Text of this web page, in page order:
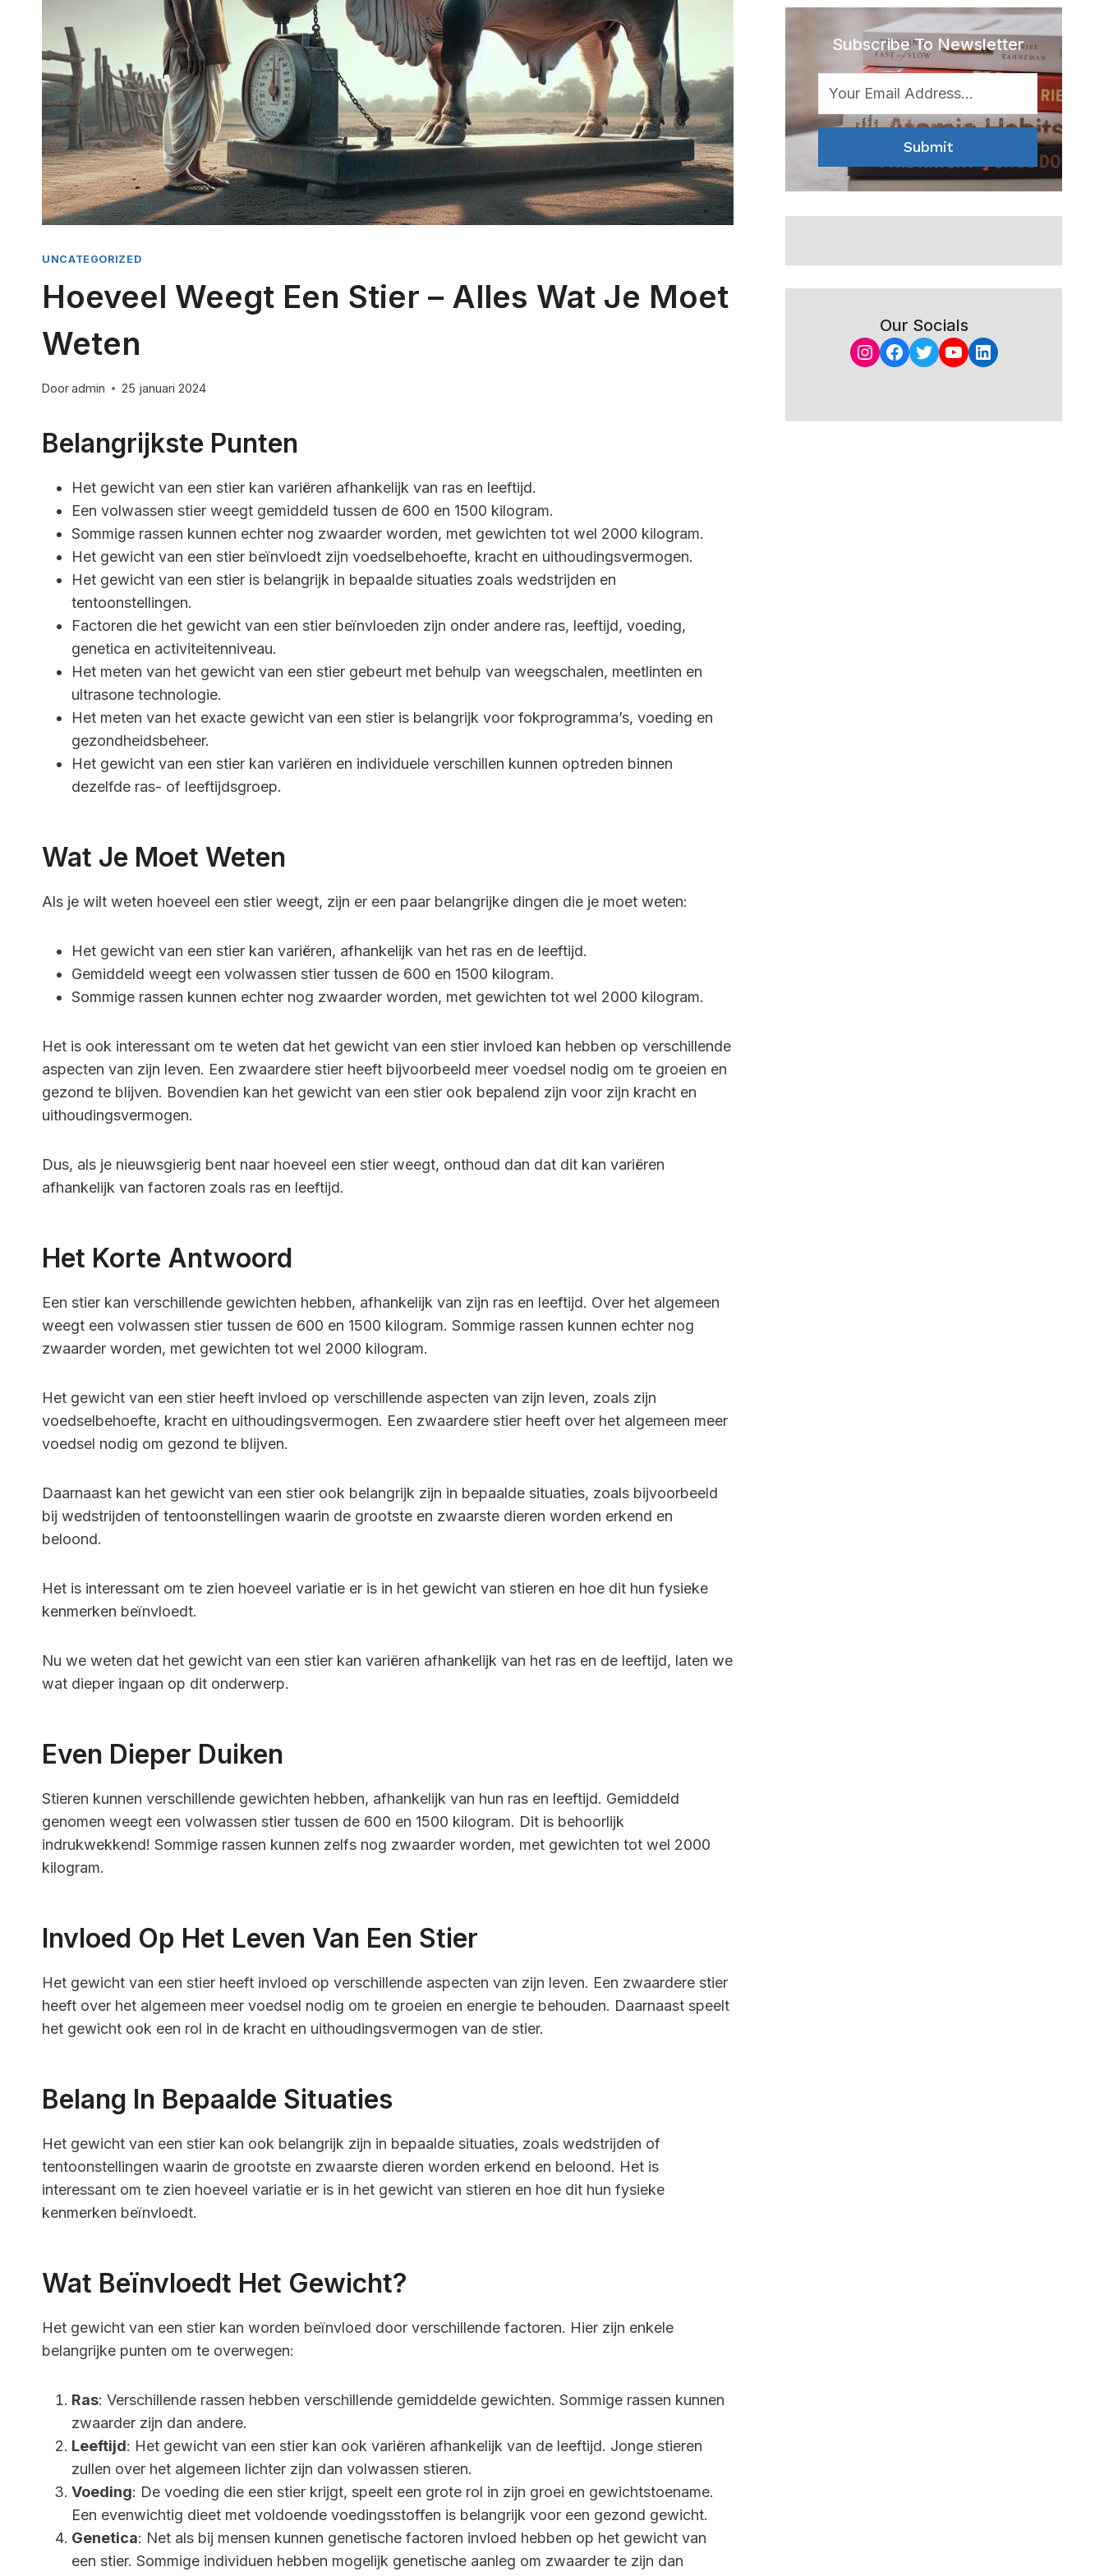
UNCATEGORIZED
Hoeveel Weegt Een Stier – Alles Wat Je Moet
Weten
Dooradmin 25 januari 2024
Belangrijkste Punten
Het gewicht van een stier kan variëren afhankelijk van ras en leeftijd.
Een volwassen stier weegt gemiddeld tussen de 600 en 1500 kilogram.
Sommige rassen kunnen echter nog zwaarder worden, met gewichten tot wel 2000 kilogram.
Het gewicht van een stier beïnvloedt zijn voedselbehoefte, kracht en uithoudingsvermogen.
Het gewicht van een stier is belangrijk in bepaalde situaties zoals wedstrijden en
tentoonstellingen.
Factoren die het gewicht van een stier beïnvloeden zijn onder andere ras, leeftijd, voeding,
genetica en activiteitenniveau.
Het meten van het gewicht van een stier gebeurt met behulp van weegschalen, meetlinten en
ultrasone technologie.
Het meten van het exacte gewicht van een stier is belangrijk voor fokprogramma’s, voeding en
gezondheidsbeheer.
Het gewicht van een stier kan variëren en individuele verschillen kunnen optreden binnen
dezelfde ras- of leeftijdsgroep.
Wat Je Moet Weten
Als je wilt weten hoeveel een stier weegt, zijn er een paar belangrijke dingen die je moet weten:
Het gewicht van een stier kan variëren, afhankelijk van het ras en de leeftijd.
Gemiddeld weegt een volwassen stier tussen de 600 en 1500 kilogram.
Sommige rassen kunnen echter nog zwaarder worden, met gewichten tot wel 2000 kilogram.
Het is ook interessant om te weten dat het gewicht van een stier invloed kan hebben op verschillende
aspecten van zijn leven. Een zwaardere stier heeft bijvoorbeeld meer voedsel nodig om te groeien en
gezond te blijven. Bovendien kan het gewicht van een stier ook bepalend zijn voor zijn kracht en
uithoudingsvermogen.
Dus, als je nieuwsgierig bent naar hoeveel een stier weegt, onthoud dan dat dit kan variëren
afhankelijk van factoren zoals ras en leeftijd.
Het Korte Antwoord
Een stier kan verschillende gewichten hebben, afhankelijk van zijn ras en leeftijd. Over het algemeen
weegt een volwassen stier tussen de 600 en 1500 kilogram. Sommige rassen kunnen echter nog
zwaarder worden, met gewichten tot wel 2000 kilogram.
Het gewicht van een stier heeft invloed op verschillende aspecten van zijn leven, zoals zijn
voedselbehoefte, kracht en uithoudingsvermogen. Een zwaardere stier heeft over het algemeen meer
voedsel nodig om gezond te blijven.
Daarnaast kan het gewicht van een stier ook belangrijk zijn in bepaalde situaties, zoals bijvoorbeeld
bij wedstrijden of tentoonstellingen waarin de grootste en zwaarste dieren worden erkend en
beloond.
Het is interessant om te zien hoeveel variatie er is in het gewicht van stieren en hoe dit hun fysieke
kenmerken beïnvloedt.
Nu we weten dat het gewicht van een stier kan variëren afhankelijk van het ras en de leeftijd, laten we
wat dieper ingaan op dit onderwerp.
Even Dieper Duiken
Stieren kunnen verschillende gewichten hebben, afhankelijk van hun ras en leeftijd. Gemiddeld
genomen weegt een volwassen stier tussen de 600 en 1500 kilogram. Dit is behoorlijk
indrukwekkend! Sommige rassen kunnen zelfs nog zwaarder worden, met gewichten tot wel 2000
kilogram.
Invloed Op Het Leven Van Een Stier
Het gewicht van een stier heeft invloed op verschillende aspecten van zijn leven. Een zwaardere stier
heeft over het algemeen meer voedsel nodig om te groeien en energie te behouden. Daarnaast speelt
het gewicht ook een rol in de kracht en uithoudingsvermogen van de stier.
Belang In Bepaalde Situaties
Het gewicht van een stier kan ook belangrijk zijn in bepaalde situaties, zoals wedstrijden of
tentoonstellingen waarin de grootste en zwaarste dieren worden erkend en beloond. Het is
interessant om te zien hoeveel variatie er is in het gewicht van stieren en hoe dit hun fysieke
kenmerken beïnvloedt.
Wat Beïnvloedt Het Gewicht?
Het gewicht van een stier kan worden beïnvloed door verschillende factoren. Hier zijn enkele
belangrijke punten om te overwegen:
Ras: Verschillende rassen hebben verschillende gemiddelde gewichten. Sommige rassen kunnen
zwaarder zijn dan andere.
Leeftijd: Het gewicht van een stier kan ook variëren afhankelijk van de leeftijd. Jonge stieren
zullen over het algemeen lichter zijn dan volwassen stieren.
Voeding: De voeding die een stier krijgt, speelt een grote rol in zijn groei en gewichtstoename.
Een evenwichtig dieet met voldoende voedingsstoffen is belangrijk voor een gezond gewicht.
Genetica: Net als bij mensen kunnen genetische factoren invloed hebben op het gewicht van
een stier. Sommige individuen hebben mogelijk genetische aanleg om zwaarder te zijn dan
Subscribe To Newsletter
Submit
Our Socials
Instagram
Facebook
Twitter
YouTube
LinkedIn